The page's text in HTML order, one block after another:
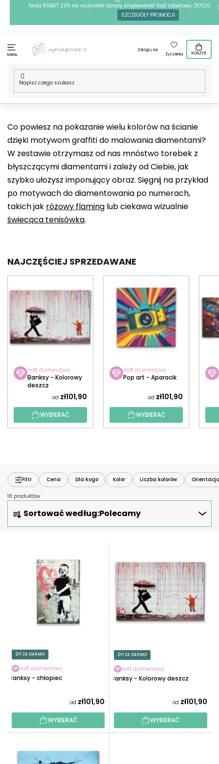
Teraz RABAT 20% na wszystkie obrazy kropkowane! Kod rabatowy: DOT20
SZCZEGÓŁY PROMOCJI
Menu
Zaloguj się
Życzenia
KOSZYK
Home
Co powiesz na pokazanie wielu kolorów na ścianie
dzięki motywom graffiti do malowania diamentami?
W zestawie otrzymasz od nas mnóstwo torebek z
błyszczącymi diamentami i zależy od Ciebie, jak
szybko ułożysz imponujący obraz. Sięgnij na przykład
po motywach do diamentowania po numerach,
takich jak różowy flaming lub ciekawa wizualnie
świecąca tenisówka.
NAJCZĘŚCIEJ SPRZEDAWANE
Haft diamentowy
Banksy - Kolorowy
deszcz
od zł101,90
WYBIERAĆ
Haft diamentowy
Pop art - Aparacik
od zł101,90
WYBIERAĆ
Filtr Cena Dla kogo Kolor Liczba kolorów
18 produktów
O
R
O
D
U
K
Sortować według:Polecamy
U
K
T
2+1 ZA DARMO
Haft diamentowy
Banksy - chłopiec
od zł101,90
WYBIERAĆ
2+1 ZA DARMO
Haft diamentowy
Banksy - Kolorowy deszcz
od zł101,90
WYBIERAĆ